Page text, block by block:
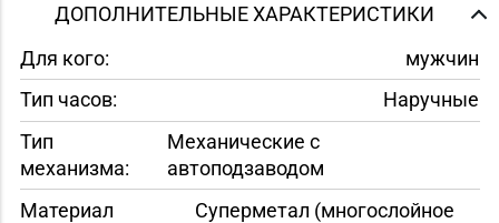
ДОПОЛНИТЕЛЬНЫЕ ХАРАКТЕРИСТИКИ
Для кого:
мужчин
Тип часов:
Наручные
Тип
механизма:
Механические с
автоподзаводом
Материал
Суперметал (многослойное